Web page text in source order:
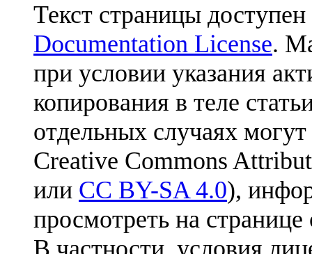
Текст страницы
Documentation License.
при условии указания
копирования в теле
отдельных случаях
Creative Commons
или CC BY-SA 4.0),
просмотреть на